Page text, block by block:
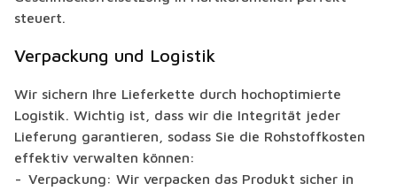
steuert.
Verpackung und Logistik
Wir sichern Ihre Lieferkette durch hochoptimierte
Logistik. Wichtig ist, dass wir die Integrität jeder
Lieferung garantieren, sodass Sie die Rohstoffkosten
effektiv verwalten können:
Verpackung: Wir verpacken das Produkt sicher in